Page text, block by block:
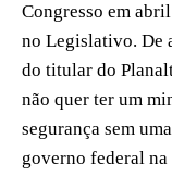
Congresso em
no Legislativo. De
do titular do
não quer ter um
segurança sem
governo federal na